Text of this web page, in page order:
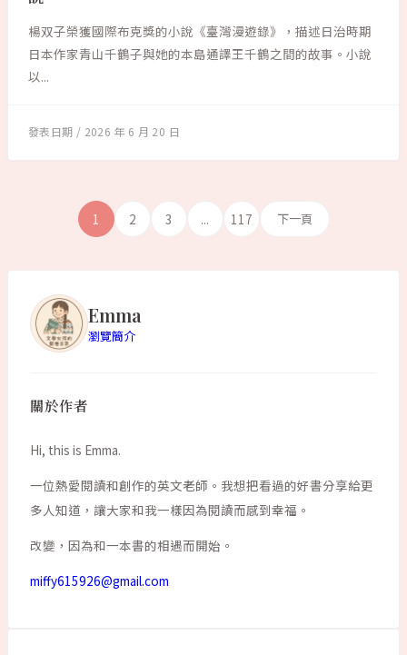
楊双子榮獲國際布克獎的小說《臺灣漫遊錄》，描述日治時期
日本作家青山千鶴子與她的本島通譯王千鶴之間的故事。小說
以...
2026 年 6 月 20 日
1 2 3 ... 117 下一頁
Emma
瀏覽簡介
關於作者
Hi, this is Emma.
一位熱愛閱讀和創作的英文老師。我想把看過的好書分享給更
多人知道，讓大家和我一樣因為閱讀而感到幸福。
改變，因為和一本書的相遇而開始。
miffy615926@gmail.com